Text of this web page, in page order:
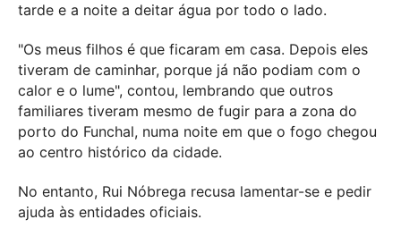
tarde e a noite a deitar água por todo o lado.
"Os meus filhos é que ficaram em casa. Depois eles
tiveram de caminhar, porque já não podiam com o
calor e o lume", contou, lembrando que outros
familiares tiveram mesmo de fugir para a zona do
porto do Funchal, numa noite em que o fogo chegou
ao centro histórico da cidade.
No entanto, Rui Nóbrega recusa lamentar-se e pedir
ajuda às entidades oficiais.